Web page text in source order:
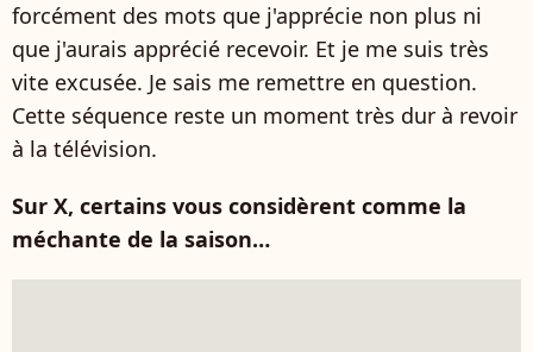
forcément des mots que j'apprécie non plus ni
que j'aurais apprécié recevoir. Et je me suis très
vite excusée. Je sais me remettre en question.
Cette séquence reste un moment très dur à revoir
à la télévision.
Sur X, certains vous considèrent comme la
méchante de la saison…